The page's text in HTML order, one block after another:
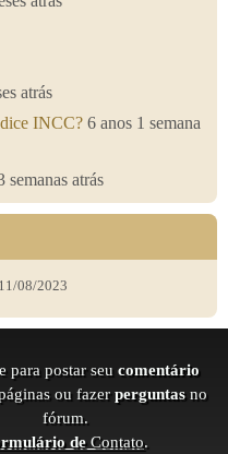
atrás
INCC? 6 anos 1 semana
semanas atrás
08/2023
para postar seu comentário
ou fazer perguntas no
fórum.
deContato.